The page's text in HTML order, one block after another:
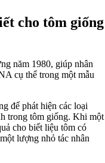
cho tôm giống
năm 1980, giúp nhân
cụ thể trong một mẫu
để phát hiện các loại
trong tôm giống. Khi một
cho biết liệu tôm có
lượng nhỏ tác nhân